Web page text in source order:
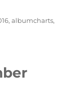
,albumcharts,